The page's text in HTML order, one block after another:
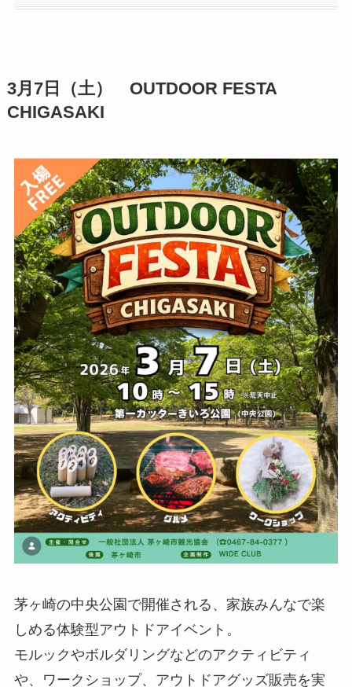
3月7日（土） OUTDOOR FESTA
CHIGASAKI
茅ヶ崎の中央公園で開催される、家族みんなで楽
しめる体験型アウトドアイベント。
モルックやボルダリングなどのアクティビティ
や、ワークショップ、アウトドアグッズ販売を実